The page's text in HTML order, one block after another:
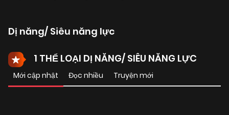
Dị năng/ Siêu năng lực
1 THỂ LOẠI DỊ NĂNG/ SIÊU NĂNG LỰC
Mới cập nhật Đọc nhiều Truyện mới